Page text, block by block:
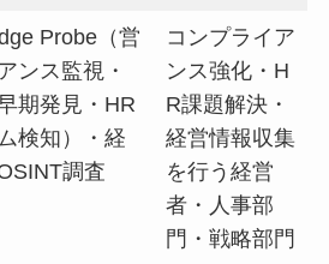
Probe（営
ンス監視・
期発見・HR
検知）・経
調査
コンプライア
ンス強化・H
R課題解決・
経営情報収集
を行う経営
者・人事部
門・戦略部門